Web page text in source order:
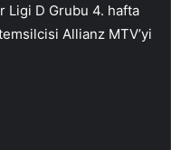
Ligi D Grubu 4. hafta
Allianz MTV’yi